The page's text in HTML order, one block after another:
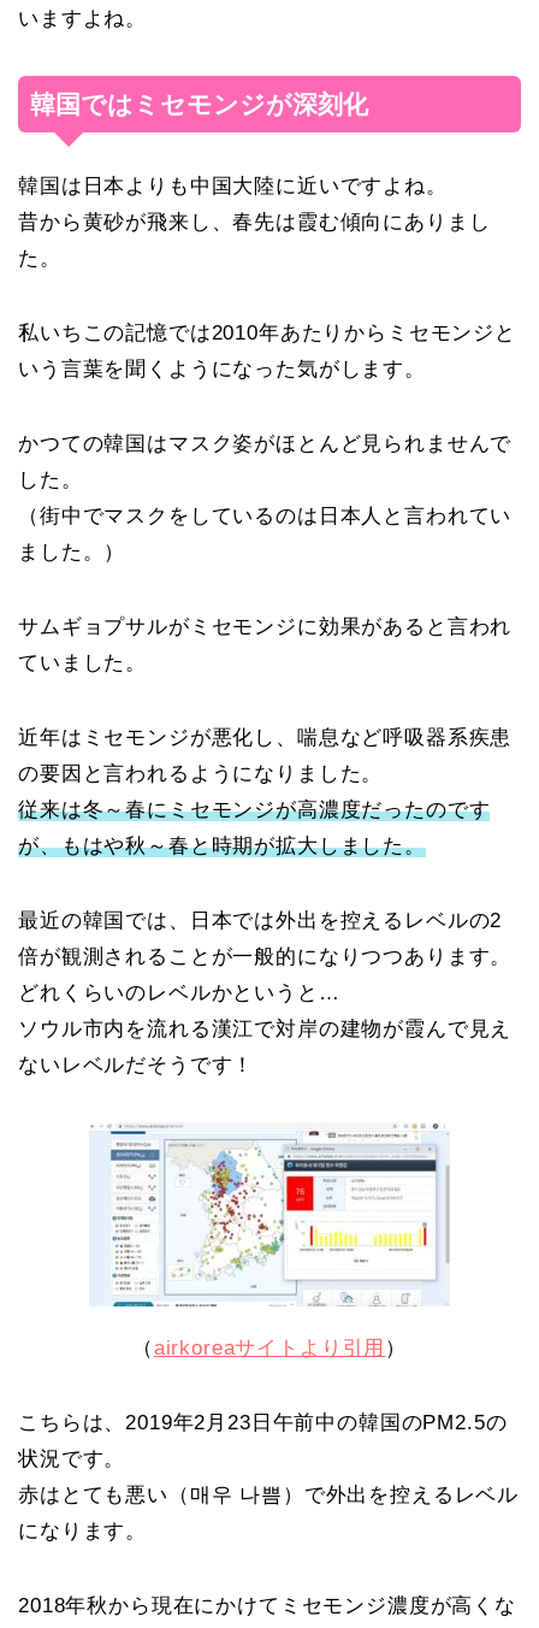
いますよね。
韓国ではミセモンジが深刻化
韓国は日本よりも中国大陸に近いですよね。
昔から黄砂が飛来し、春先は霞む傾向にありまし
た。
私いちこの記憶では2010年あたりからミセモンジと
いう言葉を聞くようになった気がします。
かつての韓国はマスク姿がほとんど見られませんで
した。
（街中でマスクをしているのは日本人と言われてい
ました。）
サムギョプサルがミセモンジに効果があると言われ
ていました。
近年はミセモンジが悪化し、喘息など呼吸器系疾患
の要因と言われるようになりました。
従来は冬～春にミセモンジが高濃度だったのです
が、もはや秋～春と時期が拡大しました。
最近の韓国では、日本では外出を控えるレベルの2
倍が観測されることが一般的になりつつあります。
どれくらいのレベルかというと…
ソウル市内を流れる漢江で対岸の建物が霞んで見え
ないレベルだそうです！
（airkoreaサイトより引用 ）
こちらは、2019年2月23日午前中の韓国のPM2.5の
状況です。
赤はとても悪い（매우 나쁨）で外出を控えるレベル
になります。
2018年秋から現在にかけてミセモンジ濃度が高くな